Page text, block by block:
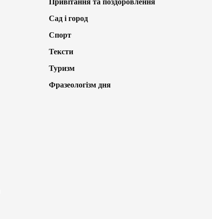
Привітання та поздоровлення
Сад і город
Спорт
Тексти
Туризм
Фразеологізм дня